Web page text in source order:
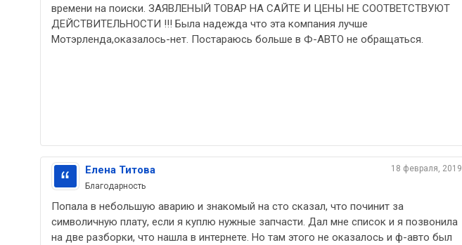
времени на поиски. ЗАЯВЛЕНЫЙ ТОВАР НА САЙТЕ И ЦЕНЫ НЕ СООТВЕТСТВУЮТ
ДЕЙСТВИТЕЛЬНОСТИ !!! Была надежда что эта компания лучше
Мотэрленда,оказалось-нет. Постараюсь больше в Ф-АВТО не обращаться.
18 февраля, 2019
Елена Титова
Благодарность
Попала в небольшую аварию и знакомый на сто сказал, что починит за
символичную плату, если я куплю нужные запчасти. Дал мне список и я позвонила
на две разборки, что нашла в интернете. Но там этого не оказалось и ф-авто был